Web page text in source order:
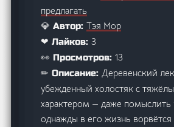
предлагать
💎 Автор:Тэя Мор
❤ Лайков:3
👀 Просмотров:13
✏ Описание:Деревенский
убежденный холостяк с
характером — даже помыслить
однажды в его жизнь ворвётся